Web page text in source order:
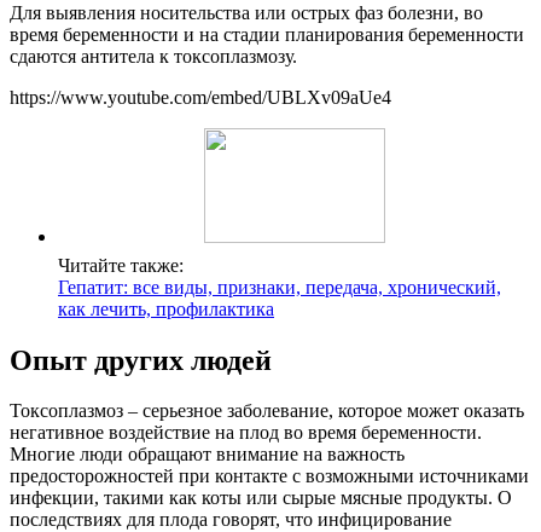
Для выявления носительства или острых фаз болезни, во
время беременности и на стадии планирования беременности
сдаются антитела к токсоплазмозу.
https://www.youtube.com/embed/UBLXv09aUe4
Читайте также:
Гепатит: все виды, признаки, передача, хронический,
как лечить, профилактика
Опыт других людей
Токсоплазмоз – серьезное заболевание, которое может оказать
негативное воздействие на плод во время беременности.
Многие люди обращают внимание на важность
предосторожностей при контакте с возможными источниками
инфекции, такими как коты или сырые мясные продукты. О
последствиях для плода говорят, что инфицирование